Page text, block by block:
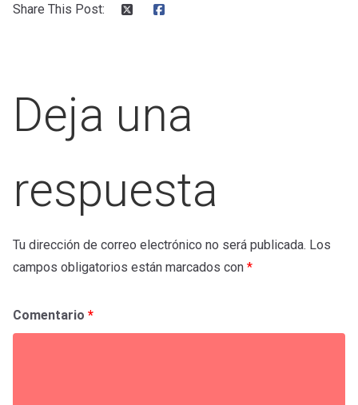
Share This Post:
Deja una
respuesta
Tu dirección de correo electrónico no será publicada. Los
campos obligatorios están marcados con *
Comentario *